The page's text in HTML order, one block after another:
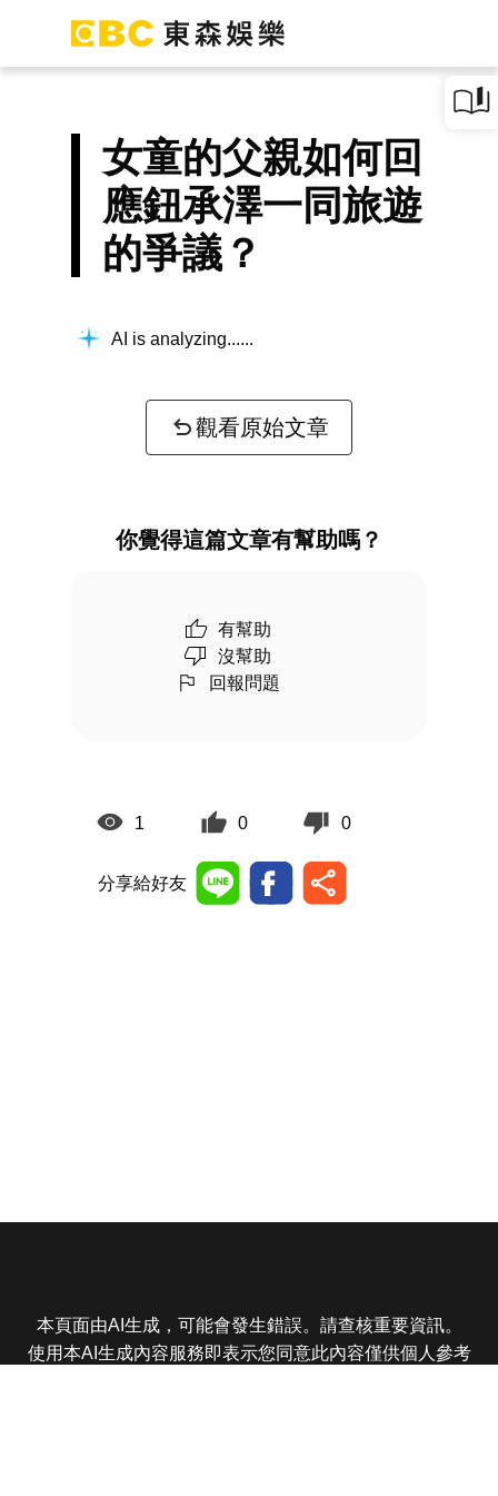
女童的父親如何回
應鈕承澤一同旅遊
的爭議？
AI is analyzing...
觀看原始文章
你覺得這篇文章有幫助嗎？
有幫助
沒幫助
回報問題
1 0 0
分享給好友
本頁面由AI生成，可能會發生錯誤。請查核重要資訊。
使用本AI生成內容服務即表示您同意此內容僅供個人參考